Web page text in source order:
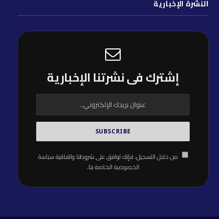
النشرة الإخبارية
إشترك فى نشرتنا الإخبارية
من خلال التسجيل، فإنك توافق على شروطنا واتفاقيةسياسة
الخصوصيةالخاصة بنا.